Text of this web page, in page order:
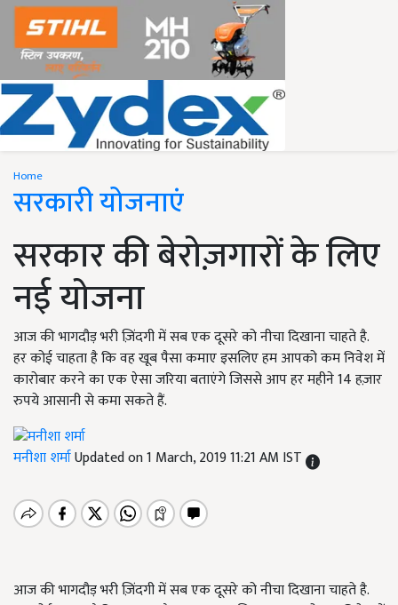
Home
सरकारी योजनाएं
सरकार की बेरोज़गारों के लिए
नई योजना
आज की भागदौड़ भरी ज़िंदगी में सब एक दूसरे को नीचा दिखाना चाहते है.
हर कोई चाहता है कि वह खूब पैसा कमाए इसलिए हम आपको कम निवेश में
कारोबार करने का एक ऐसा जरिया बताएंगे जिससे आप हर महीने 14 हज़ार
रुपये आसानी से कमा सकते हैं.
मनीशा शर्माUpdated on 1 March, 2019 11:21 AM IST
आज की भागदौड़ भरी ज़िंदगी में सब एक दूसरे को नीचा दिखाना चाहते है.